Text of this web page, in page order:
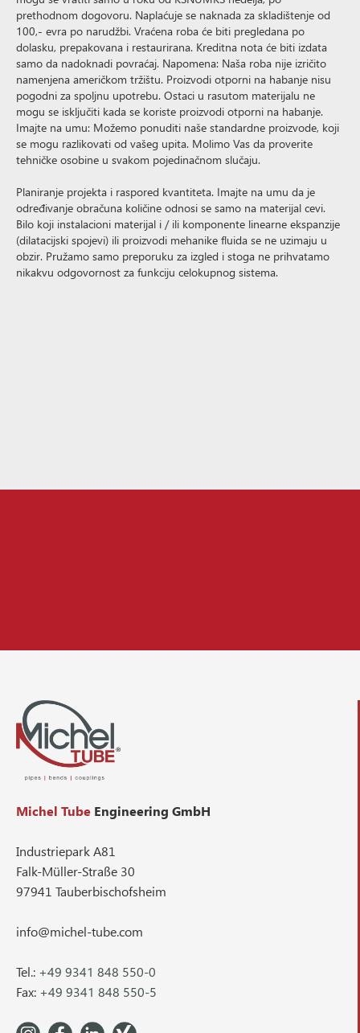
prethodnom dogovoru. Naplaćuje se naknada za skladištenje od
100,- evra po narudžbi. Vraćena roba će biti pregledana po
dolasku, prepakovana i restaurirana. Kreditna nota će biti izdata
samo da nadoknadi povraćaj. Napomena: Naša roba nije izričito
namenjena američkom tržištu. Proizvodi otporni na habanje nisu
pogodni za spoljnu upotrebu. Ostaci u rasutom materijalu ne
mogu se isključiti kada se koriste proizvodi otporni na habanje.
Imajte na umu: Možemo ponuditi naše standardne proizvode, koji
se mogu razlikovati od vašeg upita. Molimo Vas da proverite
tehničke osobine u svakom pojedinačnom slučaju.
Planiranje projekta i raspored kvantiteta. Imajte na umu da je
određivanje obračuna količine odnosi se samo na materijal cevi.
Bilo koji instalacioni materijal i / ili komponente linearne ekspanzije
(dilatacijski spojevi) ili proizvodi mehanike fluida se ne uzimaju u
obzir. Pružamo samo preporuku za izgled i stoga ne prihvatamo
nikakvu odgovornost za funkciju celokupnog sistema.
Michel Tube Engineering GmbH
Industriepark A81
Falk-Müller-Straße 30
97941 Tauberbischofsheim
info@michel-tube.com
Tel.: +49 9341 848 550-0
Fax: +49 9341 848 550-5